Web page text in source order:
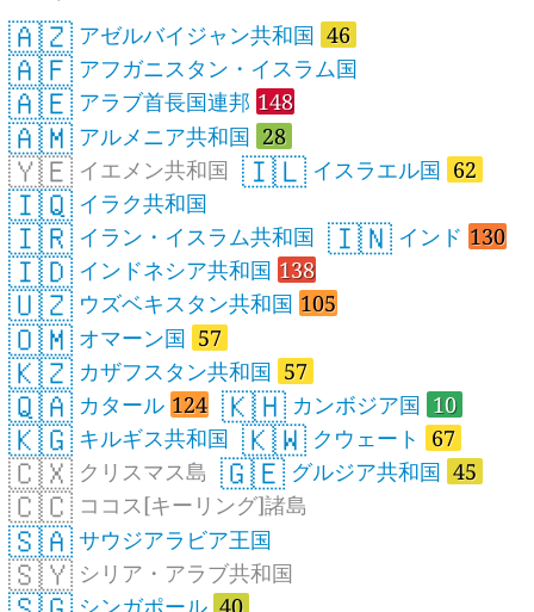
🇦🇿 アゼルバイジャン共和国 46
🇦🇫 アフガニスタン・イスラム国
🇦🇪 アラブ首長国連邦 148
🇦🇲 アルメニア共和国 28
🇾🇪 イエメン共和国 🇮🇱 イスラエル国 62
🇮🇶 イラク共和国
🇮🇷 イラン・イスラム共和国 🇮🇳 インド 130
🇮🇩 インドネシア共和国 138
🇺🇿 ウズベキスタン共和国 105
🇴🇲 オマーン国 57
🇰🇿 カザフスタン共和国 57
🇶🇦 カタール 124 🇰🇭 カンボジア国 10
🇰🇬 キルギス共和国 🇰🇼 クウェート 67
🇨🇽 クリスマス島 🇬🇪 グルジア共和国 45
🇨🇨 ココス[キーリング]諸島
🇸🇦 サウジアラビア王国
🇸🇾 シリア・アラブ共和国
シンガポール 40